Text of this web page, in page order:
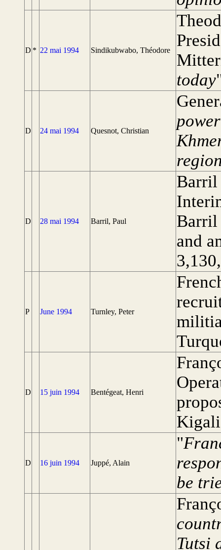
D * 22 mai 1994 Sindikubwabo, Théodore
today
D 24 mai 1994 Quesnot, Christian
D 28 mai 1994 Barril, Paul
Barril
Barril
and
P June 1994 Turnley, Peter
D 15 juin 1994 Bentégeat, Henri
D 16 juin 1994 Juppé, Alain
"
be
Tutsi